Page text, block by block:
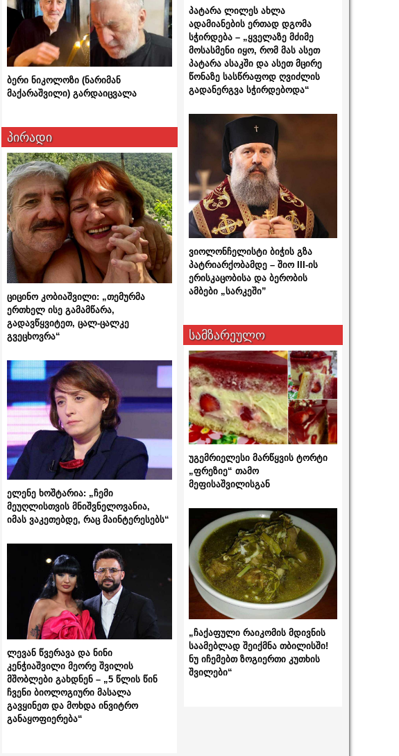
ბერი ნიკოლოზი (ნარიმან
მაქარაშვილი) გარდაიცვალა
პირადი
ციცინო კობიაშვილი: „თემურმა
ერთხელ ისე გამამწარა,
გადავწყვიტეთ, ცალ-ცალკე
გვეცხოვრა“
ელენე ხოშტარია: „ჩემი
მეუღლისთვის მნიშვნელოვანია,
იმას ვაკეთებდე, რაც მაინტერესებს“
ლევან წვერავა და ნინი
კენჭიაშვილი მეორე შვილის
მშობლები გახდნენ – „5 წლის წინ
ჩვენი ბიოლოგიური მასალა
გავყინეთ და მოხდა ინვიტრო
განაყოფიერება“
პატარა ლილეს ახლა
ადამიანების ერთად დგომა
სჭირდება – „ყველაზე მძიმე
მოსასმენი იყო, რომ მას ასეთ
პატარა ასაკში და ასეთ მცირე
წონაზე სასწრაფოდ ღვიძლის
გადანერგვა სჭირდებოდა“
ვიოლონჩელისტი ბიჭის გზა
პატრიარქობამდე – შიო III-ის
ერისკაცობისა და ბერობის
ამბები „სარკეში”
სამზარეულო
უგემრიელესი მარწყვის ტორტი
„ფრეზიე“ თამო
მეფისაშვილისგან
„ჩაქაფული რაიკომის მდივნის
საამებლად შეიქმნა თბილისში!
ნუ იჩემებთ ზოგიერთი კუთხის
შვილები“